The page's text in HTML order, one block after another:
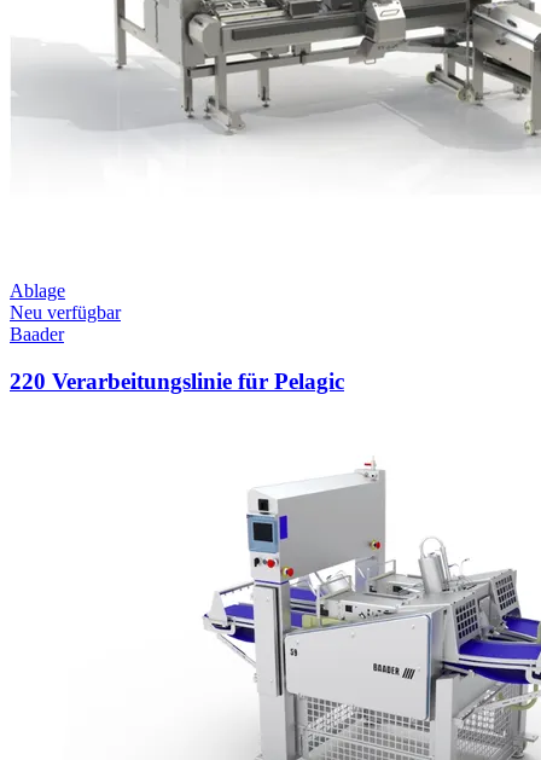
Ablage
Neu verfügbar
Baader
220 Verarbeitungslinie für Pelagic